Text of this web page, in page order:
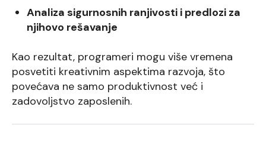
Analiza sigurnosnih ranjivosti i predlozi za
njihovo rešavanje
Kao rezultat, programeri mogu više vremena
posvetiti kreativnim aspektima razvoja, što
povećava ne samo produktivnost već i
zadovoljstvo zaposlenih.